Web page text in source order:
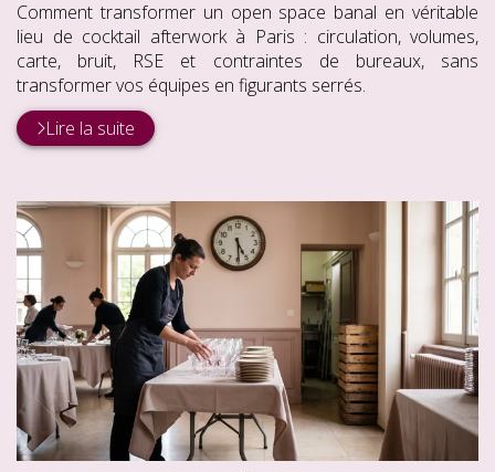
Comment transformer un open space banal en véritable
lieu de cocktail afterwork à Paris : circulation, volumes,
carte, bruit, RSE et contraintes de bureaux, sans
transformer vos équipes en figurants serrés.
Lire la suite